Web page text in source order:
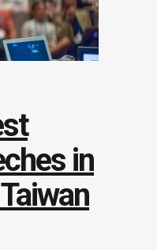
in